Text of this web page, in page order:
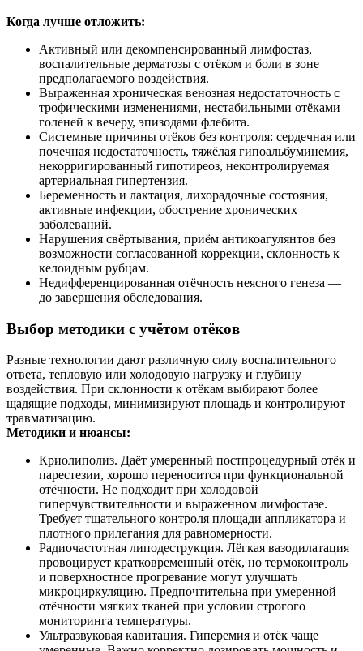
Когда лучше отложить:
Активный или декомпенсированный лимфостаз,
воспалительные дерматозы с отёком и боли в зоне
предполагаемого воздействия.
Выраженная хроническая венозная недостаточность с
трофическими изменениями, нестабильными отёками
голеней к вечеру, эпизодами флебита.
Системные причины отёков без контроля: сердечная или
почечная недостаточность, тяжёлая гипоальбуминемия,
некорригированный гипотиреоз, неконтролируемая
артериальная гипертензия.
Беременность и лактация, лихорадочные состояния,
активные инфекции, обострение хронических
заболеваний.
Нарушения свёртывания, приём антикоагулянтов без
возможности согласованной коррекции, склонность к
келоидным рубцам.
Недифференцированная отёчность неясного генеза —
до завершения обследования.
Выбор методики с учётом отёков
Разные технологии дают различную силу воспалительного
ответа, тепловую или холодовую нагрузку и глубину
воздействия. При склонности к отёкам выбирают более
щадящие подходы, минимизируют площадь и контролируют
травматизацию.
Методики и нюансы:
Криолиполиз. Даёт умеренный постпроцедурный отёк и
парестезии, хорошо переносится при функциональной
отёчности. Не подходит при холодовой
гиперчувствительности и выраженном лимфостазе.
Требует тщательного контроля площади аппликатора и
плотного прилегания для равномерности.
Радиочастотная липодеструкция. Лёгкая вазодилатация
провоцирует кратковременный отёк, но термоконтроль
и поверхностное прогревание могут улучшать
микроциркуляцию. Предпочтительна при умеренной
отёчности мягких тканей при условии строгого
мониторинга температуры.
Ультразвуковая кавитация. Гиперемия и отёк чаще